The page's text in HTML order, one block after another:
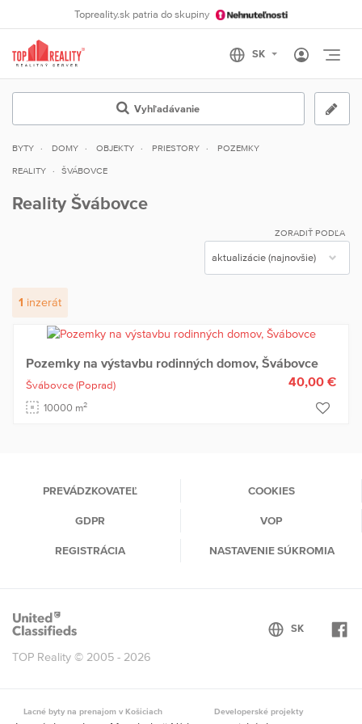
Topreality.sk patria do skupiny
Vyhľadávanie
BYTY DOMY OBJEKTY PRIESTORY POZEMKY
REALITY ŠVÁBOVCE
Reality Švábovce
ZORADIŤ PODĽA
1 inzerát
Pozemky na výstavbu rodinných domov, Švábovce
Švábovce (Poprad)
10000 m2
40,00 €
PREVÁDZKOVATEĽ COOKIES
GDPR VOP
REGISTRÁCIA NASTAVENIE SÚKROMIA
TOP Reality © 2005 - 2026
Lacné byty na prenajom v Košiciach Developerské projekty